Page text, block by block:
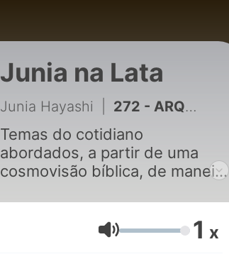
Junia na Lata
Junia Hayashi 272 - ARQUIVOS JNL: Discipulando através de tradições | Ft. Teo Hayashi
Temas do cotidiano
abordados, a partir de uma
cosmovisão bíblica, de maneira
Głośność 1 x